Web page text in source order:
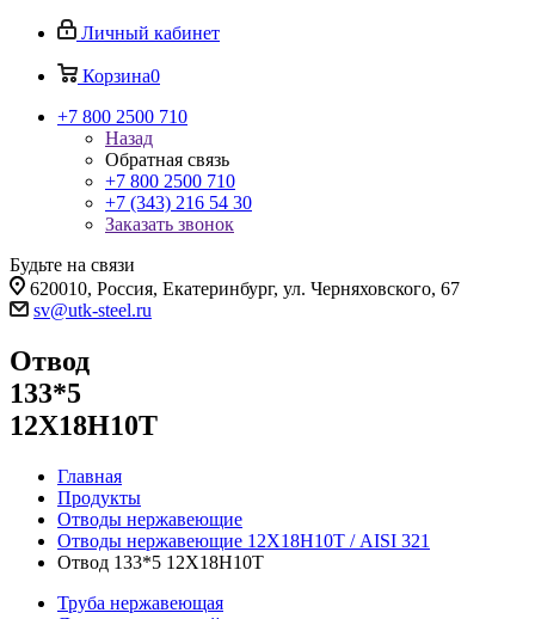
Личный кабинет
Корзина0
+7 800 2500 710
Назад
Обратная связь
+7 800 2500 710
+7 (343) 216 54 30
Заказать звонок
Будьте на связи
620010, Россия, Екатеринбург, ул. Черняховского, 67
sv@utk-steel.ru
Отвод
133*5
12Х18Н10Т
Главная
Продукты
Отводы нержавеющие
Отводы нержавеющие 12Х18Н10Т / AISI 321
Отвод 133*5 12Х18Н10Т
Труба нержавеющая